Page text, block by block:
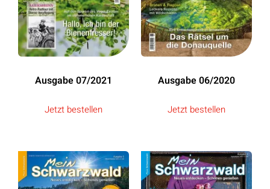
Ausgabe 07/2021
Jetzt bestellen
Ausgabe 06/2020
Jetzt bestellen